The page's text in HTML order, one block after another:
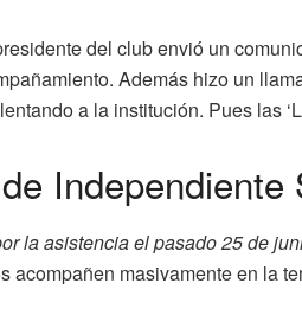
del club envió un
Además hizo un
a la institución. Pues las
Independiente
la asistencia el pasado 25 de
acompañen masivamente en la